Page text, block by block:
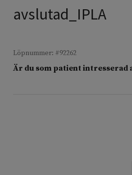
avslutad_IPLA
Löpnummer: #92262
Är du som patient intresserad